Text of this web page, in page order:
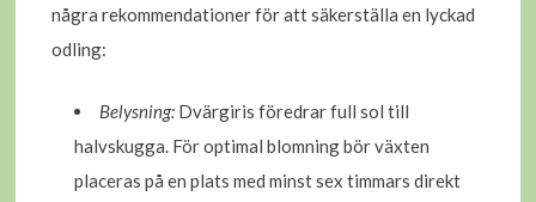
några rekommendationer för att säkerställa en lyckad
odling:
Belysning: Dvärgiris föredrar full sol till
halvskugga. För optimal blomning bör växten
placeras på en plats med minst sex timmars direkt